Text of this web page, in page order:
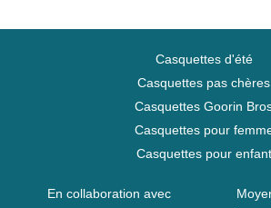
Casquettes d'été
Casquettes pas chères
Casquettes Goorin
Casquettes pour
Casquettes pour enfant
En collaboration avec